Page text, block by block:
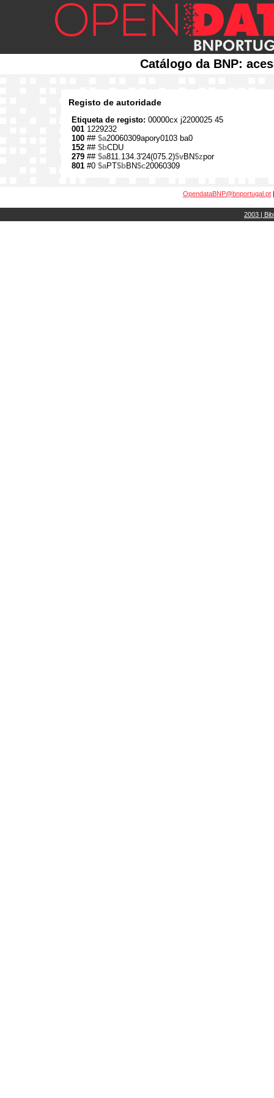
Catálogo da BNP:
Registo de autoridade
Etiqueta de registo: 00000cx j2200025 45
001 1229232
100 ## $a20060309apory0103 ba0
152 ## $bCDU
279 ## $a811.134.3'24(075.2)$vBN$zpor
801 #0 $aPT$bBN$c20060309
OpendataBNP@bnportugal.pt
2003 |